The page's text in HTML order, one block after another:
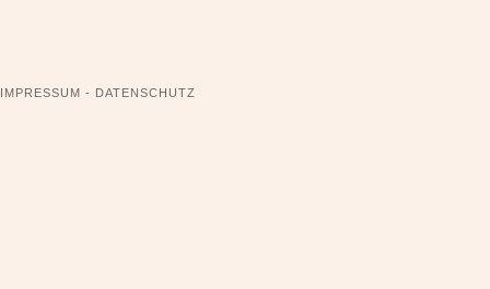
NAVIGATION
ÜBERSPRINGEN
IMPRESSUM - DATENSCHUTZ